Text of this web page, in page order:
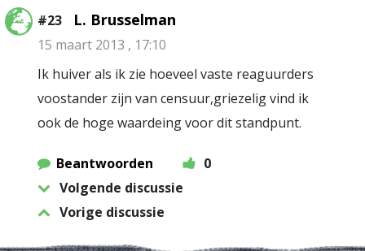
#23 L. Brusselman
15 maart 2013 , 17:10
Ik huiver als ik zie hoeveel vaste reaguurders
voostander zijn van censuur,griezelig vind ik
ook de hoge waardeing voor dit standpunt.
Beantwoorden
0
Volgende discussie
Vorige discussie